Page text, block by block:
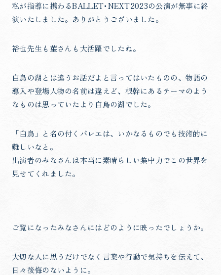
私が指導に携わるBALLET･NEXT2023の公演が無事に終
演いたしました。ありがとうございました。
裕也先生も菫さんも大活躍でしたね。
白鳥の湖とは違うお話だよと言ってはいたものの、物語の
導入や登場人物の名前は違えど、根幹にあるテーマのよう
なものは思っていたより白鳥の湖でした。
「白鳥」と名の付くバレエは、いかなるものでも技術的に
難しいなと。
出演者のみなさんは本当に素晴らしい集中力でこの世界を
見せてくれました。
ご覧になったみなさんにはどのように映ったでしょうか。
大切な人に思うだけでなく言葉や行動で気持ちを伝えて、
日々後悔のないように。